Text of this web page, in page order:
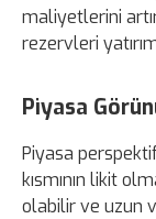
maliyetlerini
rezervleri
Piyasa
Piyasa
kısmının likit
olabilir ve uzun